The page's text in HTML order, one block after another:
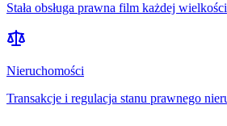
Stała obsługa prawna film każdej wielkości
Nieruchomości
Transakcje i regulacja stanu prawnego